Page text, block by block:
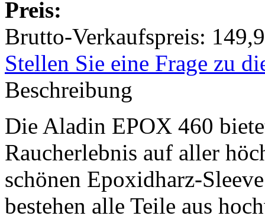
Preis:
Brutto-Verkaufspreis:
Stellen Sie eine Frage zu
Beschreibung
Die Aladin EPOX 460
Raucherlebnis auf aller
schönen Epoxidharz-
bestehen alle Teile aus